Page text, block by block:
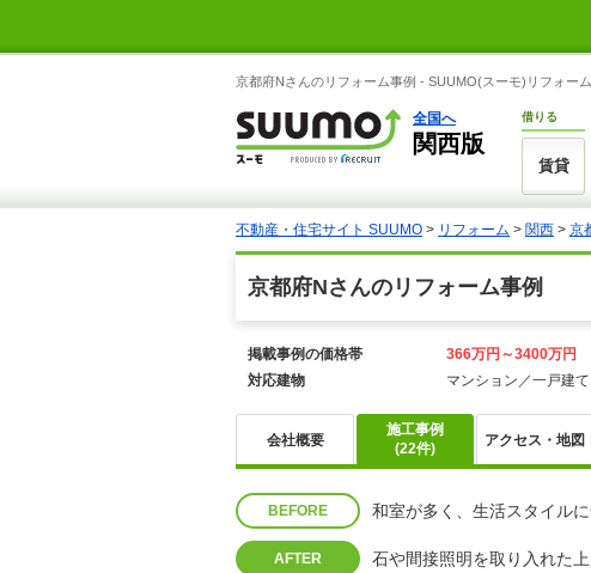
京都府Nさんのリフォーム事例 - SUUMO(スーモ)リフォーム
全国へ
関西版
借りる
賃貸
不動産・住宅サイト SUUMO > リフォーム > 関西 > 京
京都府Nさんのリフォーム事例
掲載事例の価格帯
366万円～3400万円
対応建物
マンション／一戸建て
会社概要
施工事例
(22件)
アクセス・地図
BEFORE 和室が多く、生活スタイル
AFTER 石や間接照明を取り入れた